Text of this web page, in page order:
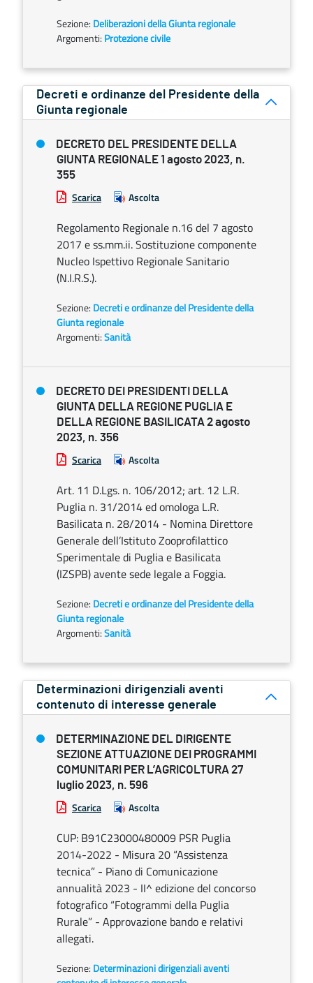
Sezione: Deliberazioni della Giunta regionale
Argomenti: Protezione civile
Decreti e ordinanze del Presidente della
Giunta regionale
DECRETO DEL PRESIDENTE DELLA
GIUNTA REGIONALE 1 agosto 2023, n.
355
Scarica Ascolta
Regolamento Regionale n.16 del 7 agosto
2017 e ss.mm.ii. Sostituzione componente
Nucleo Ispettivo Regionale Sanitario
(N.I.R.S.).
Sezione: Decreti e ordinanze del Presidente della
Giunta regionale
Argomenti:Sanità
DECRETO DEI PRESIDENTI DELLA
GIUNTA DELLA REGIONE PUGLIA E
DELLA REGIONE BASILICATA 2 agosto
2023, n. 356
Scarica Ascolta
Art. 11 D.Lgs. n. 106/2012; art. 12 L.R.
Puglia n. 31/2014 ed omologa L.R.
Basilicata n. 28/2014 - Nomina Direttore
Generale dell’Istituto Zooprofilattico
Sperimentale di Puglia e Basilicata
(IZSPB) avente sede legale a Foggia.
Sezione: Decreti e ordinanze del Presidente della
Giunta regionale
Argomenti:Sanità
Determinazioni dirigenziali aventi
contenuto di interesse generale
DETERMINAZIONE DEL DIRIGENTE
SEZIONE ATTUAZIONE DEI PROGRAMMI
COMUNITARI PER L’AGRICOLTURA 27
luglio 2023, n. 596
Scarica Ascolta
CUP: B91C23000480009 PSR Puglia
2014-2022 - Misura 20 “Assistenza
tecnica” - Piano di Comunicazione
annualità 2023 - II^ edizione del concorso
fotografico “Fotogrammi della Puglia
Rurale” - Approvazione bando e relativi
allegati.
Sezione: Determinazioni dirigenziali aventi